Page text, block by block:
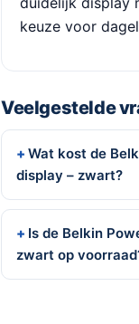
keuze voor
Veelgestelde
Wat kost de
display – zwart?
Is de Belkin
zwart op